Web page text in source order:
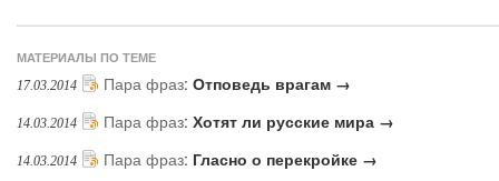
МАТЕРИАЛЫ ПО ТЕМЕ
17.03.2014 Пара фраз: Отповедь врагам →
14.03.2014 Пара фраз: Хотят ли русские мира →
14.03.2014 Пара фраз: Гласно о перекройке →